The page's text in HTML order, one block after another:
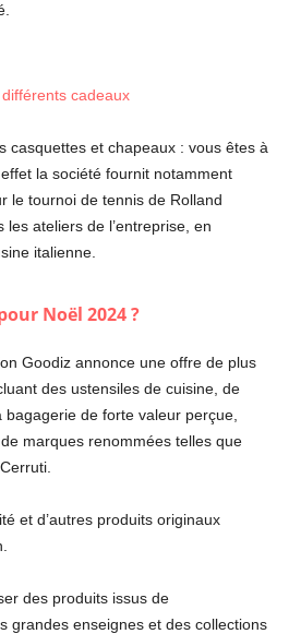
casquettes et chapeaux : vous êtes à
la société fournit notamment
le tournoi de tennis de Rolland
ateliers de l’entreprise, en
italienne.
Noël 2024 ?
Goodiz annonce une offre de plus
des ustensiles de cuisine, de
bagagerie de forte valeur perçue,
marques renommées telles que
et d’autres produits originaux
des produits issus de
grandes enseignes et des collections